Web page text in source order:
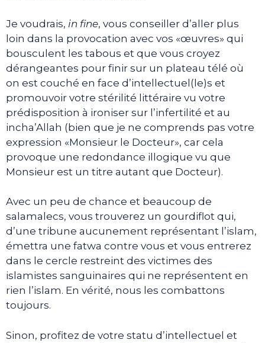
Je voudrais, in fine, vous conseiller d’aller plus
loin dans la provocation avec vos «œuvres» qui
bousculent les tabous et que vous croyez
dérangeantes pour finir sur un plateau télé où
on est couché en face d’intellectuel(le)s et
promouvoir votre stérilité littéraire vu votre
prédisposition à ironiser sur l’infertilité et au
incha’Allah (bien que je ne comprends pas votre
expression «Monsieur le Docteur», car cela
provoque une redondance illogique vu que
Monsieur est un titre autant que Docteur).
Avec un peu de chance et beaucoup de
salamalecs, vous trouverez un gourdiflot qui,
d’une tribune aucunement représentant l’islam,
émettra une fatwa contre vous et vous entrerez
dans le cercle restreint des victimes des
islamistes sanguinaires qui ne représentent en
rien l’islam. En vérité, nous les combattons
toujours.
Sinon, profitez de votre statu d’intellectuel et